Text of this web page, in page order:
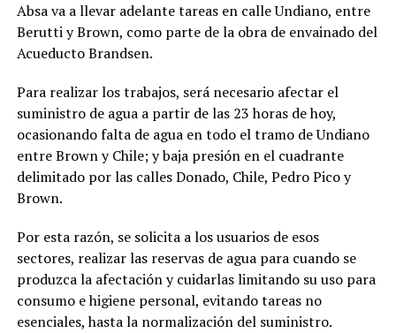
Absa va a llevar adelante tareas en calle Undiano, entre
Berutti y Brown, como parte de la obra de envainado del
Acueducto Brandsen.
Para realizar los trabajos, será necesario afectar el
suministro de agua a partir de las 23 horas de hoy,
ocasionando falta de agua en todo el tramo de Undiano
entre Brown y Chile; y baja presión en el cuadrante
delimitado por las calles Donado, Chile, Pedro Pico y
Brown.
Por esta razón, se solicita a los usuarios de esos
sectores, realizar las reservas de agua para cuando se
produzca la afectación y cuidarlas limitando su uso para
consumo e higiene personal, evitando tareas no
esenciales, hasta la normalización del suministro.